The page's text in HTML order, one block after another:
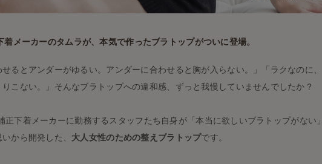
着メーカーのタムラが、本気で作ったブラトップがついに登場。
るとアンダーがゆるい。アンダーに合わせると胸が入らない。」「ラクなのに、
こない。」そんなブラトップへの違和感、ずっと我慢していませんでしたか？
正下着メーカーに勤務するスタッフたち自身が「本当に欲しいブラトップがない」
から開発した、 大人女性のための整えブラトップです。